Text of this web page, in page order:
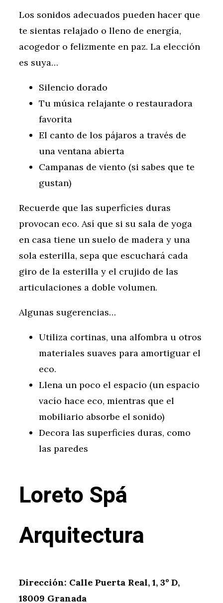
Los sonidos adecuados pueden hacer que
te sientas relajado o lleno de energía,
acogedor o felizmente en paz. La elección
es suya…
Silencio dorado
Tu música relajante o restauradora
favorita
El canto de los pájaros a través de
una ventana abierta
Campanas de viento (si sabes que te
gustan)
Recuerde que las superficies duras
provocan eco. Así que si su sala de yoga
en casa tiene un suelo de madera y una
sola esterilla, sepa que escuchará cada
giro de la esterilla y el crujido de las
articulaciones a doble volumen.
Algunas sugerencias…
Utiliza cortinas, una alfombra u otros
materiales suaves para amortiguar el
eco.
Llena un poco el espacio (un espacio
vacío hace eco, mientras que el
mobiliario absorbe el sonido)
Decora las superficies duras, como
las paredes
Loreto Spá
Arquitectura
Dirección: Calle Puerta Real, 1, 3º D,
18009 Granada